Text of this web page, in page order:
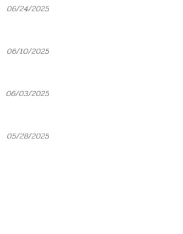
06/24/2025
06/10/2025
06/03/2025
05/28/2025